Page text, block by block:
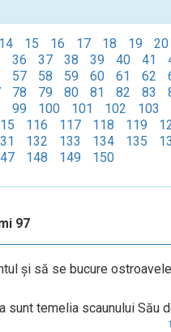
14 15 16 17 18 19 20
36 37 38 39 40 41
57 58 59 60 61 62
78 79 80 81 82 83
99 100 101 102 103
116 117 118 119
132 133 134 135
148 149 150
97
şi să se bucure
sunt temelia scaunului Său